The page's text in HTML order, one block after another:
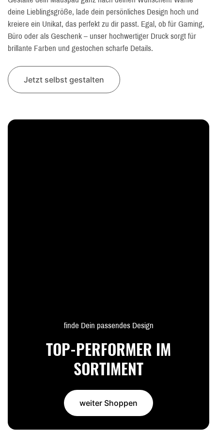
deine Lieblingsgröße, lade dein persönliches Design hoch und
kreiere ein Unikat, das perfekt zu dir passt. Egal, ob für Gaming,
Büro oder als Geschenk – unser hochwertiger Druck sorgt für
brillante Farben und gestochen scharfe Details.
Jetzt selbst gestalten
finde Dein passendes Design
TOP-PERFORMER IM
SORTIMENT
weiter Shoppen